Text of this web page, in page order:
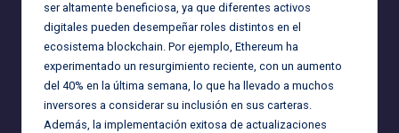
ser altamente beneficiosa, ya que diferentes activos
digitales pueden desempeñar roles distintos en el
ecosistema blockchain. Por ejemplo, Ethereum ha
experimentado un resurgimiento reciente, con un aumento
del 40% en la última semana, lo que ha llevado a muchos
inversores a considerar su inclusión en sus carteras.
Además, la implementación exitosa de actualizaciones